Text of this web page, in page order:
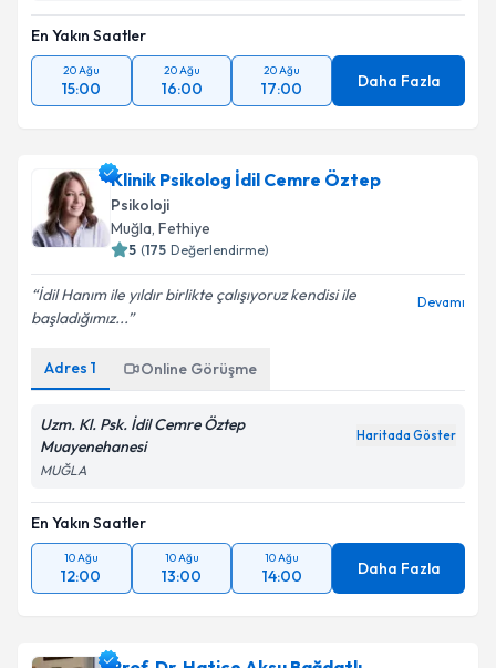
En Yakın Saatler
20 Ağu
15:00
20 Ağu
16:00
20 Ağu
17:00 Daha Fazla
Klinik Psikolog İdil Cemre Öztep
Psikoloji
Muğla, Fethiye
5 (175 Değerlendirme)
İdil Hanım ile yıldır birlikte çalışıyoruz kendisi ile
başladığımız...
Devamı
Adres 1 Online Görüşme
Uzm. Kl. Psk. İdil Cemre Öztep
Muayenehanesi
Haritada Göster
MUĞLA
En Yakın Saatler
10 Ağu
12:00
10 Ağu
13:00
10 Ağu
14:00 Daha Fazla